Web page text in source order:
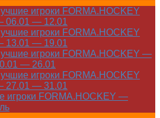
игроки FORMA.HOCKEY
06.01 — 12.01
игроки FORMA.HOCKEY
13.01 — 19.01
игроки FORMA.HOCKEY —
— 26.01
игроки FORMA.HOCKEY
27.01 — 31.01
игроки FORMA.HOCKEY —